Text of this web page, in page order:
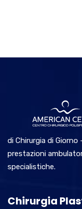
di Chirurgia di
prestazioni
specialistiche.
Chirurgia